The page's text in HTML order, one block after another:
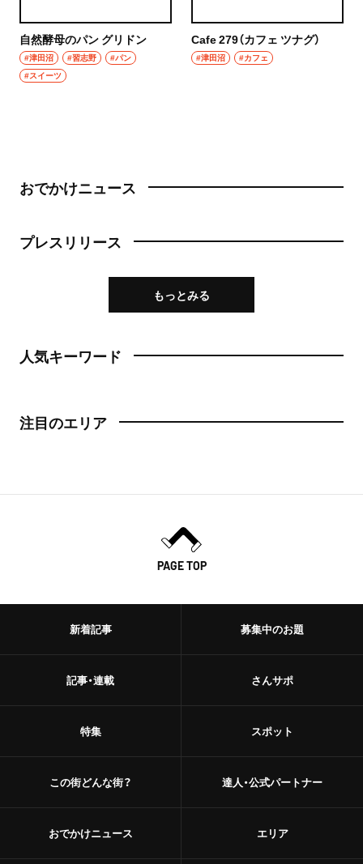
自然酵母のパン グリドン
#津田沼 #習志野
#パン
#スイーツ
Cafe 279（カフェ ツナグ）
#津田沼 #カフェ
おでかけニュース
プレスリリース
もっとみる
人気キーワード
注目のエリア
PAGE TOP
新着記事
記事・連載
特集
この街どんな街？
おでかけニュース
募集中のお題
さんサポ
スポット
達人・公式パートナー
エリア